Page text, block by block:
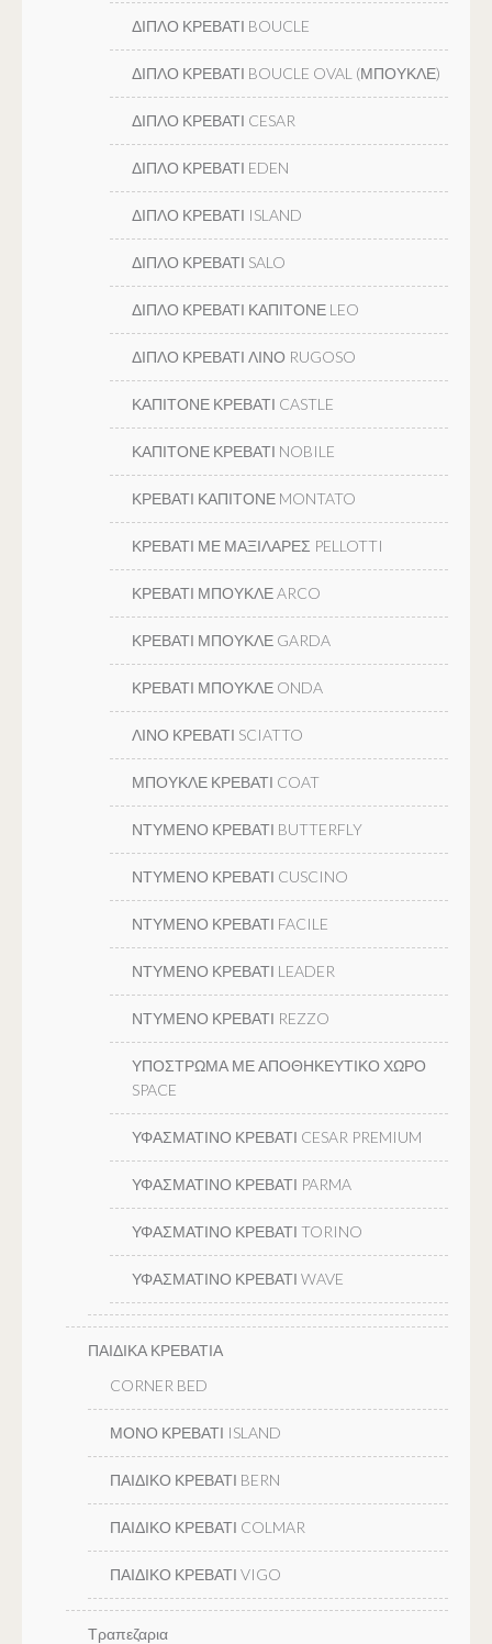
ΔΙΠΛΟ ΚΡΕΒΑΤΙ BOUCLE
ΔΙΠΛΟ ΚΡΕΒΑΤΙ BOUCLE OVAL (ΜΠΟΥΚΛΕ)
ΔΙΠΛΟ ΚΡΕΒΑΤΙ CESAR
ΔΙΠΛΟ ΚΡΕΒΑΤΙ EDEN
ΔΙΠΛΟ ΚΡΕΒΑΤΙ ISLAND
ΔΙΠΛΟ ΚΡΕΒΑΤΙ SALO
ΔΙΠΛΟ ΚΡΕΒΑΤΙ ΚΑΠΙΤΟΝΕ LEO
ΔΙΠΛΟ ΚΡΕΒΑΤΙ ΛΙΝΟ RUGOSO
ΚΑΠΙΤΟΝΕ ΚΡΕΒΑΤΙ CASTLE
ΚΑΠΙΤΟΝΕ ΚΡΕΒΑΤΙ NOBILE
ΚΡΕΒΑΤΙ ΚΑΠΙΤΟΝΕ MONTATO
ΚΡΕΒΑΤΙ ΜΕ ΜΑΞΙΛΑΡΕΣ PELLOTTI
ΚΡΕΒΑΤΙ ΜΠΟΥΚΛΕ ARCO
ΚΡΕΒΑΤΙ ΜΠΟΥΚΛΕ GARDA
ΚΡΕΒΑΤΙ ΜΠΟΥΚΛΕ ONDA
ΛΙΝΟ ΚΡΕΒΑΤΙ SCIATTO
ΜΠΟΥΚΛΕ ΚΡΕΒΑΤΙ COAT
ΝΤΥΜΕΝΟ ΚΡΕΒΑΤΙ BUTTERFLY
ΝΤΥΜΕΝΟ ΚΡΕΒΑΤΙ CUSCINO
ΝΤΥΜΕΝΟ ΚΡΕΒΑΤΙ FACILE
ΝΤΥΜΕΝΟ ΚΡΕΒΑΤΙ LEADER
ΝΤΥΜΕΝΟ ΚΡΕΒΑΤΙ REZZO
ΥΠΟΣΤΡΩΜΑ ΜΕ ΑΠΟΘΗΚΕΥΤΙΚΟ ΧΩΡΟ
SPACE
ΥΦΑΣΜΑΤΙΝΟ ΚΡΕΒΑΤΙ CESAR PREMIUM
ΥΦΑΣΜΑΤΙΝΟ ΚΡΕΒΑΤΙ PARMA
ΥΦΑΣΜΑΤΙΝΟ ΚΡΕΒΑΤΙ TORINO
ΥΦΑΣΜΑΤΙΝΟ ΚΡΕΒΑΤΙ WAVE
ΠΑΙΔΙΚΑ ΚΡΕΒΑΤΙΑ
CORNER BED
ΜΟΝΟ ΚΡΕΒΑΤΙ ISLAND
ΠΑΙΔΙΚΟ ΚΡΕΒΑΤΙ BERN
ΠΑΙΔΙΚΟ ΚΡΕΒΑΤΙ COLMAR
ΠΑΙΔΙΚΟ ΚΡΕΒΑΤΙ VIGO
Τραπεζαρια